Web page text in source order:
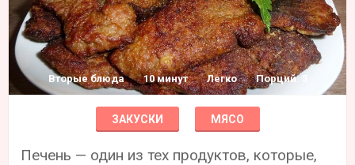
Вторые блюда 10 минут Легко Порций: 3
ЗАКУСКИ МЯСО
Печень — один из тех продуктов, которые,